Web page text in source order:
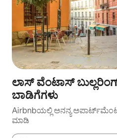
ಲಾಸ್ ವೆಂಟಾಸ್
ಬಾಡಿಗೆಗಳು
Airbnbಯಲ್ಲಿ ಅನನ್ಯ
ಮಾಡಿ